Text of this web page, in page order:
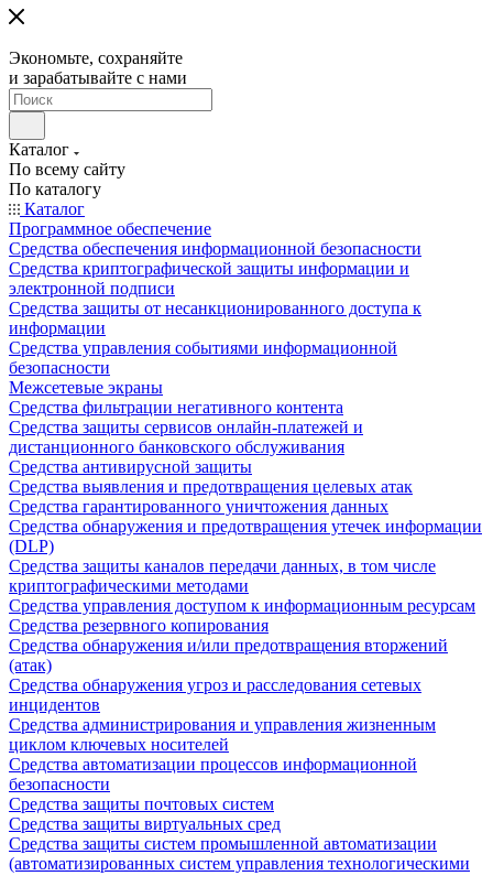
Экономьте, сохраняйте
и зарабатывайте с нами
Каталог
По всему сайту
По каталогу
Каталог
Программное обеспечение
Средства обеспечения информационной безопасности
Средства криптографической защиты информации и
электронной подписи
Средства защиты от несанкционированного доступа к
информации
Средства управления событиями информационной
безопасности
Межсетевые экраны
Средства фильтрации негативного контента
Средства защиты сервисов онлайн-платежей и
дистанционного банковского обслуживания
Средства антивирусной защиты
Средства выявления и предотвращения целевых атак
Средства гарантированного уничтожения данных
Средства обнаружения и предотвращения утечек информации
(DLP)
Средства защиты каналов передачи данных, в том числе
криптографическими методами
Средства управления доступом к информационным ресурсам
Средства резервного копирования
Средства обнаружения и/или предотвращения вторжений
(атак)
Средства обнаружения угроз и расследования сетевых
инцидентов
Средства администрирования и управления жизненным
циклом ключевых носителей
Средства автоматизации процессов информационной
безопасности
Средства защиты почтовых систем
Средства защиты виртуальных сред
Средства защиты систем промышленной автоматизации
(автоматизированных систем управления технологическими